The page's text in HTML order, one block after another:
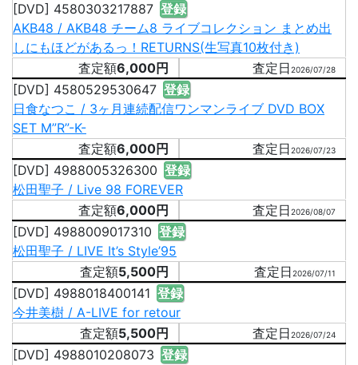
[DVD] 4580303217887 登録
AKB48 / AKB48 チーム8 ライブコレクション まとめ出
しにもほどがあるっ！RETURNS(生写真10枚付き)
6,000円
2026/07/28
[DVD] 4580529530647 登録
日食なつこ / 3ヶ月連続配信ワンマンライブ DVD BOX
SET M”R”-K-
6,000円
2026/07/23
[DVD] 4988005326300 登録
松田聖子 / Live 98 FOREVER
6,000円
2026/08/07
[DVD] 4988009017310 登録
松田聖子 / LIVE It’s Style’95
5,500円
2026/07/11
[DVD] 4988018400141 登録
今井美樹 / A-LIVE for retour
5,500円
2026/07/24
[DVD] 4988010208073 登録